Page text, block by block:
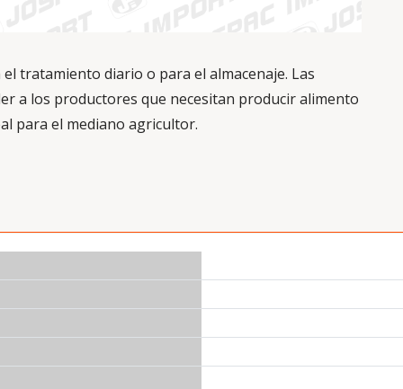
tratamiento diario o para el almacenaje. Las
a los productores que necesitan producir alimento
para el mediano agricultor.